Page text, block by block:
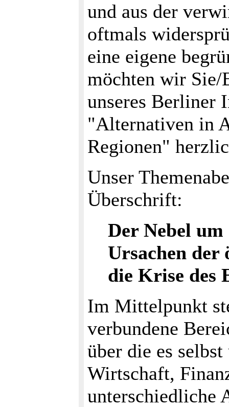
und aus der
oftmals
eine eigene
möchten wir Sie/
unseres Berliner
"Alternativen in
Regionen"
Unser
Überschrift:
Der Nebel
Ursachen der
die Krise des
Im Mittelpunkt
verbundene
über die es
Wirtschaft,
unterschiedliche